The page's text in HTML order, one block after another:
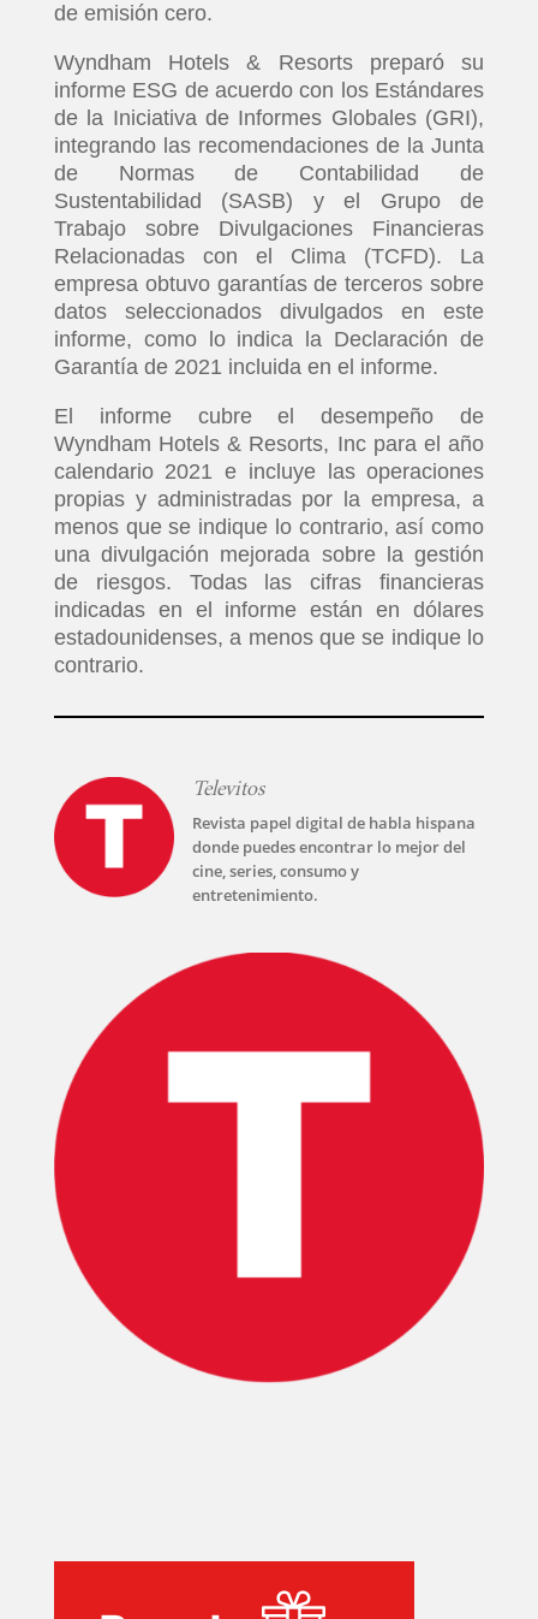
INICIO
PELICULAS
SERIES
TECNOVITOS
PLUS
EVENTOS
de emisión cero.
Wyndham Hotels & Resorts preparó su
informe ESG de acuerdo con los Estándares
de la Iniciativa de Informes Globales (GRI),
integrando las recomendaciones de la Junta
de Normas de Contabilidad de
Sustentabilidad (SASB) y el Grupo de
Trabajo sobre Divulgaciones Financieras
Relacionadas con el Clima (TCFD). La
empresa obtuvo garantías de terceros sobre
datos seleccionados divulgados en este
informe, como lo indica la Declaración de
Garantía de 2021 incluida en el informe.
El informe cubre el desempeño de
Wyndham Hotels & Resorts, Inc para el año
calendario 2021 e incluye las operaciones
propias y administradas por la empresa, a
menos que se indique lo contrario, así como
una divulgación mejorada sobre la gestión
de riesgos. Todas las cifras financieras
indicadas en el informe están en dólares
estadounidenses, a menos que se indique lo
contrario.
Televitos
Revista papel digital de habla hispana
donde puedes encontrar lo mejor del
cine, series, consumo y
entretenimiento.